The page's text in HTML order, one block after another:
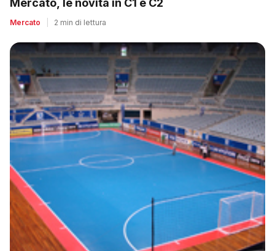
Mercato, le novità in C1 e C2
Mercato 2 min di lettura